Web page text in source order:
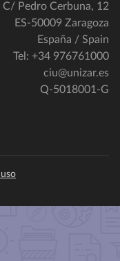
C/ Pedro Cerbuna, 12
ES-50009 Zaragoza
España / Spain
Tel: +34 976761000
ciu@unizar.es
Q-5018001-G